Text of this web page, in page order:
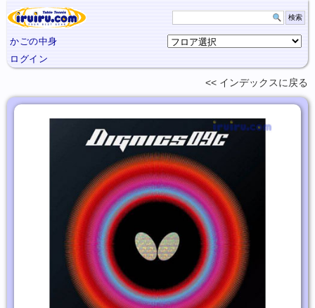
かごの中身
ログイン
インデックスに 戻る